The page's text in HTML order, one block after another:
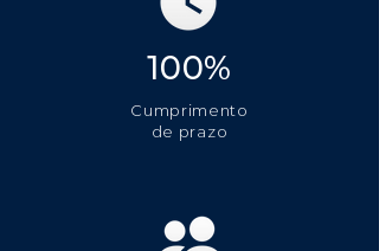
100%
Cumprimento
de prazo